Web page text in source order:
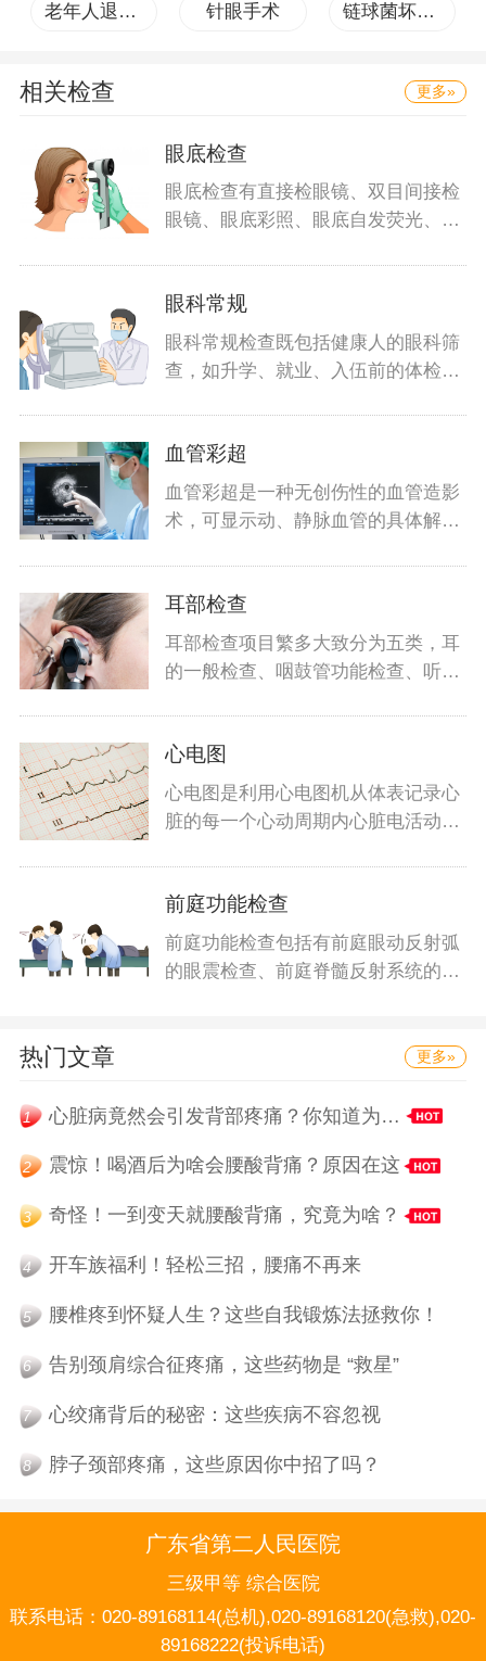
老年人退行性骨关节病手术 针眼手术 链球菌坏死手术
相关检查 更多»
眼底检查
眼底检查有直接检眼镜、双目间接检
眼镜、眼底彩照、眼底自发荧光、眼
眼科常规
眼科常规检查既包括健康人的眼科筛
查，如升学、就业、入伍前的体检，
血管彩超
血管彩超是一种无创伤性的血管造影
术，可显示动、静脉血管的具体解剖
耳部检查
耳部检查项目繁多大致分为五类，耳
的一般检查、咽鼓管功能检查、听功
心电图
心电图是利用心电图机从体表记录心
脏的每一个心动周期内心脏电活动变
前庭功能检查
前庭功能检查包括有前庭眼动反射弧
的眼震检查、前庭脊髓反射系统的平
热门文章 更多»
1 心脏病竟然会引发背部疼痛？你知道为什么吗
2 震惊！喝酒后为啥会腰酸背痛？原因在这
3 奇怪！一到变天就腰酸背痛，究竟为啥？
4 开车族福利！轻松三招，腰痛不再来
5 腰椎疼到怀疑人生？这些自我锻炼法拯救你！
6 告别颈肩综合征疼痛，这些药物是 “救星”
7 心绞痛背后的秘密：这些疾病不容忽视
8 脖子颈部疼痛，这些原因你中招了吗？
广东省第二人民医院
三级甲等 综合医院
联系电话： 020-89168114(总机),020-89168120(急救),020-
89168222(投诉电话)